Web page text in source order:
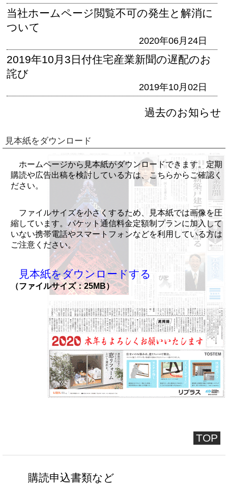
当社ホームページ閲覧不可の発生と解消に
ついて
2020年06月24日
2019年10月3日付住宅産業新聞の遅配のお
詫び
2019年10月02日
過去のお知らせ
見本紙をダウンロード
ホームページから見本紙がダウンロードできます。定期
購読や広告出稿を検討している方は、こちらからご確認く
ださい。
ファイルサイズを小さくするため、見本紙では画像を圧
縮しています。パケット通信料金定額制プランに加入して
いない携帯電話やスマートフォンなどを利用している方は
ご注意ください。
見本紙をダウンロードする
（ファイルサイズ：25MB）
TOP
購読申込書類など